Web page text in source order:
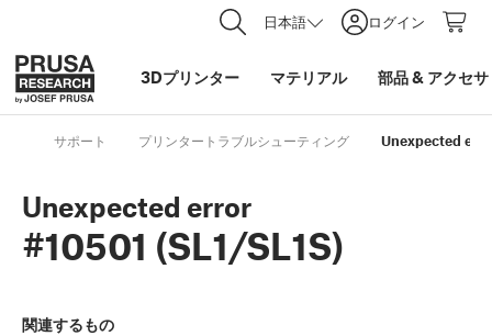
日本語 ログイン
3Dプリンター マテリアル 部品& アクセ
サポート プリンタートラブルシューティング Unexpected
Unexpected error
#10501 (SL1/SL1S)
関連するもの